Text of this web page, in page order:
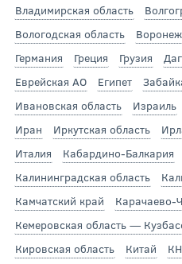
Владимирская область
Вологодская область
Германия
Греция Грузия
Еврейская АО
Египет
Ивановская область
Израиль
Иран
Иркутская область
Италия
Кабардино-Балкария
Калининградская область
Камчатский край
Карачаево-
Кемеровская область —
Кировская область
Китай